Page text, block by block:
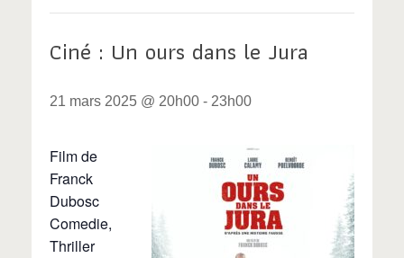
Ciné : Un ours dans le Jura
21 mars 2025 @ 20h00 - 23h00
Film de
Franck
Dubosc
Comedie,
Thriller